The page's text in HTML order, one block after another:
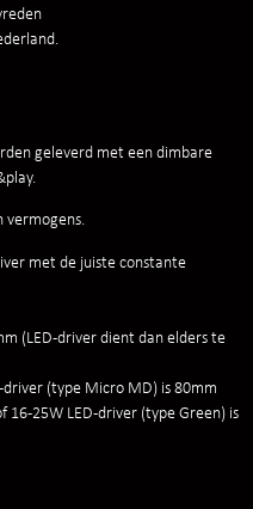
geleverd met een dimbare
vermogens.
met de juiste constante
(LED-driver dient dan elders te
(type Micro MD) is 80mm
25W LED-driver (type Green) is